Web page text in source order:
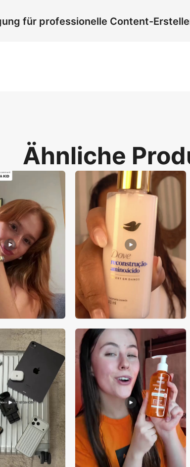
Produktvorführungen zu
für professionelle Content-
Ähnliche